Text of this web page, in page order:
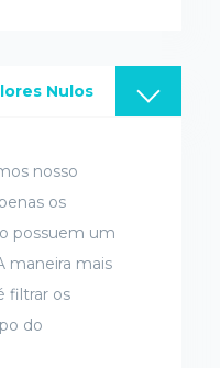
Nulos
nosso
os
possuem um
maneira mais
filtrar os
do